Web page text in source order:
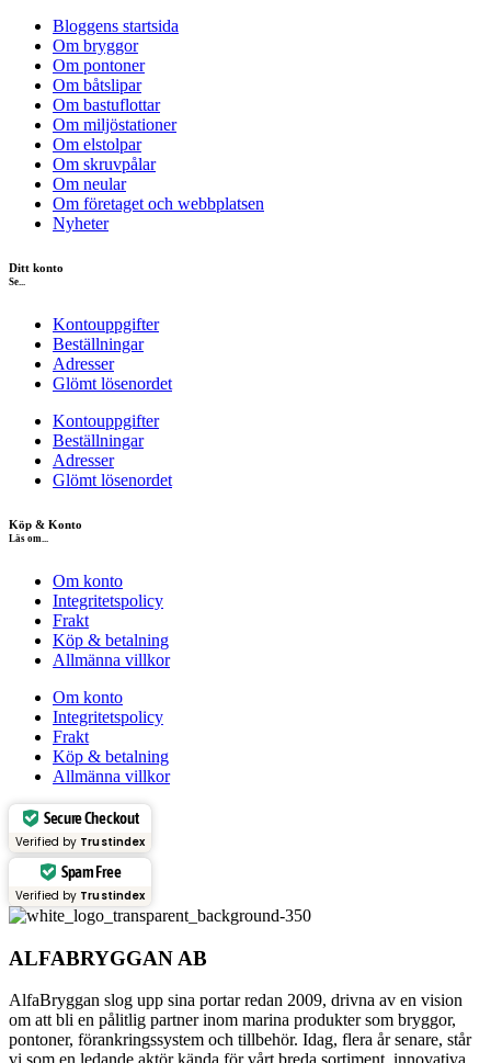
Bloggens startsida
Om bryggor
Om pontoner
Om båtslipar
Om bastuflottar
Om miljöstationer
Om elstolpar
Om skruvpålar
Om neular
Om företaget och webbplatsen
Nyheter
Ditt konto
Se...
Kontouppgifter
Beställningar
Adresser
Glömt lösenordet
Kontouppgifter
Beställningar
Adresser
Glömt lösenordet
Köp & Konto
Läs om...
Om konto
Integritetspolicy
Frakt
Köp & betalning
Allmänna villkor
Om konto
Integritetspolicy
Frakt
Köp & betalning
Allmänna villkor
Secure Checkout
Verified by Trustindex
Spam Free
Verified by Trustindex
ALFABRYGGAN AB
AlfaBryggan slog upp sina portar redan 2009, drivna av en vision
om att bli en pålitlig partner inom marina produkter som bryggor,
pontoner, förankringssystem och tillbehör. Idag, flera år senare, står